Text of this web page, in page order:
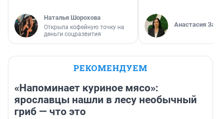
Наталья Шорохова
Открыла кофейную точку на
деньги соцразвития
Анастасия
РЕКОМЕНДУЕМ
«Напоминает куриное мясо»:
ярославцы нашли в лесу необычный
гриб — что это